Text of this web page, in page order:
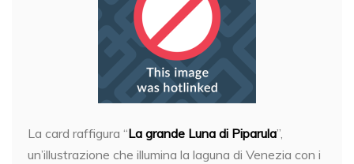
La card raffigura “La grande Luna di Piparula”,
un’illustrazione che illumina la laguna di Venezia con i